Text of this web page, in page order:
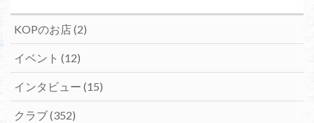
KOPのお店(2)
イベント (12)
インタビュー (15)
クラブ(352)